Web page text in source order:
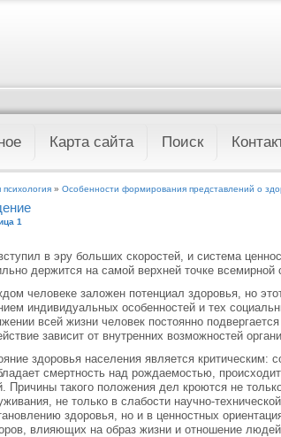
Карта сайта Поиск
психология » Особенности формирования представлений о
1
в эру больших скоростей, и система
держится на самой верхней точке
человеке заложен потенциал здоровья, но
индивидуальных особенностей и тех
всей жизни человек постоянно
зависит от внутренних возможностей
здоровья населения является
смертность над рождаемостью,
Причины такого положения дел кроются не
не только в слабости научно-
здоровья, но и в ценностных
влияющих на образ жизни и отношение